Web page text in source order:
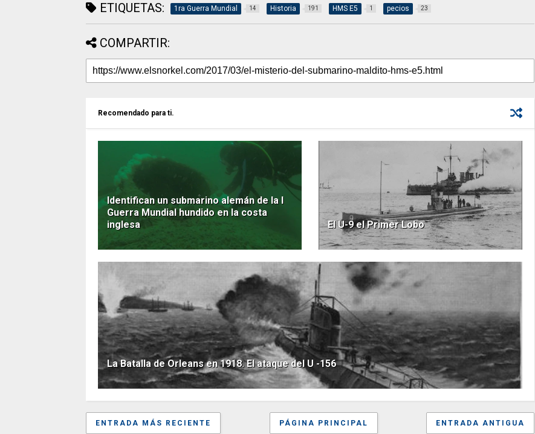
ETIQUETAS: 1ra Guerra Mundial 14 Historia 191 HMS E5 1 pecios 23
COMPARTIR:
Recomendado para ti.
Identifican un submarino alemán de la I
Guerra Mundial hundido en la costa
inglesa
El U-9 el Primer Lobo
La Batalla de Orleans en 1918. El ataque del U -156
ENTRADA MÁS RECIENTE ENTRADA ANTIGUA
PÁGINA PRINCIPAL